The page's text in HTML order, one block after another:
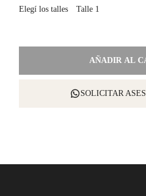
Elegí los talles
AÑADIR AL
SOLICITAR